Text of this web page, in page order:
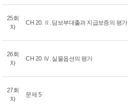
25회
차
CH 20. Ⅱ. 담보부대출과 지급보증의 평가
26회
차
CH 20. Ⅳ. 실물옵션의 평가
27회
차
문제 5